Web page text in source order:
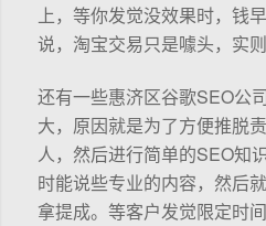
上，等你发觉没效果时，钱
说，淘宝交易只是噱头，实
还有一些惠济区谷歌SEO公
大，原因就是为了方便推脱
人，然后进行简单的SEO知
时能说些专业的内容，然后
拿提成。等客户发觉限定时